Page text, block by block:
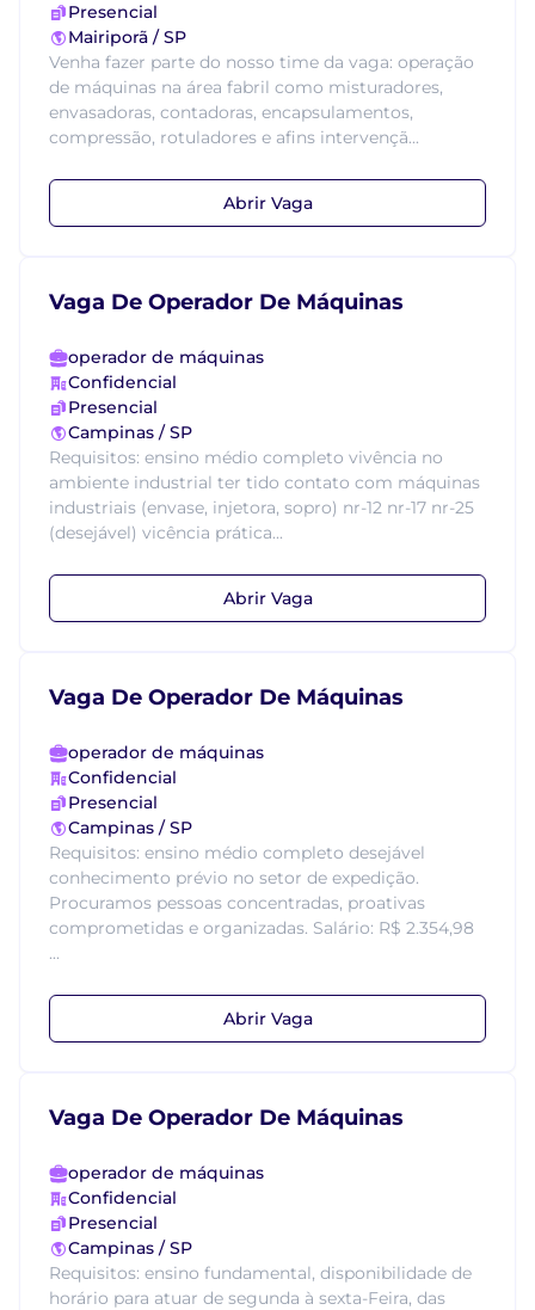
Presencial
Mairiporã / SP
Venha fazer parte do nosso time da vaga: operação
de máquinas na área fabril como misturadores,
envasadoras, contadoras, encapsulamentos,
compressão, rotuladores e afins intervençã...
Abrir Vaga
Vaga De Operador De Máquinas
operador de máquinas
Confidencial
Presencial
Campinas / SP
Requisitos: ensino médio completo vivência no
ambiente industrial ter tido contato com máquinas
industriais (envase, injetora, sopro) nr-12 nr-17 nr-25
(desejável) vicência prática...
Abrir Vaga
Vaga De Operador De Máquinas
operador de máquinas
Confidencial
Presencial
Campinas / SP
Requisitos: ensino médio completo desejável
conhecimento prévio no setor de expedição.
Procuramos pessoas concentradas, proativas
comprometidas e organizadas. Salário: R$ 2.354,98
...
Abrir Vaga
Vaga De Operador De Máquinas
operador de máquinas
Confidencial
Presencial
Campinas / SP
Requisitos: ensino fundamental, disponibilidade de
horário para atuar de segunda à sexta-Feira, das